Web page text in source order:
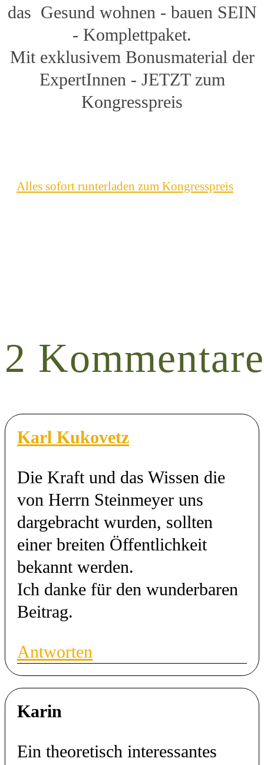
das Gesund wohnen - bauen SEIN
- Komplettpaket.
Mit exklusivem Bonusmaterial der
ExpertInnen - JETZT zum
Kongresspreis
Alles sofort runterladen zum Kongresspreis
2 Kommentare
Karl Kukovetz
Die Kraft und das Wissen die
von Herrn Steinmeyer uns
dargebracht wurden, sollten
einer breiten Öffentlichkeit
bekannt werden.
Ich danke für den wunderbaren
Beitrag.
Antworten
Karin
Ein theoretisch interessantes